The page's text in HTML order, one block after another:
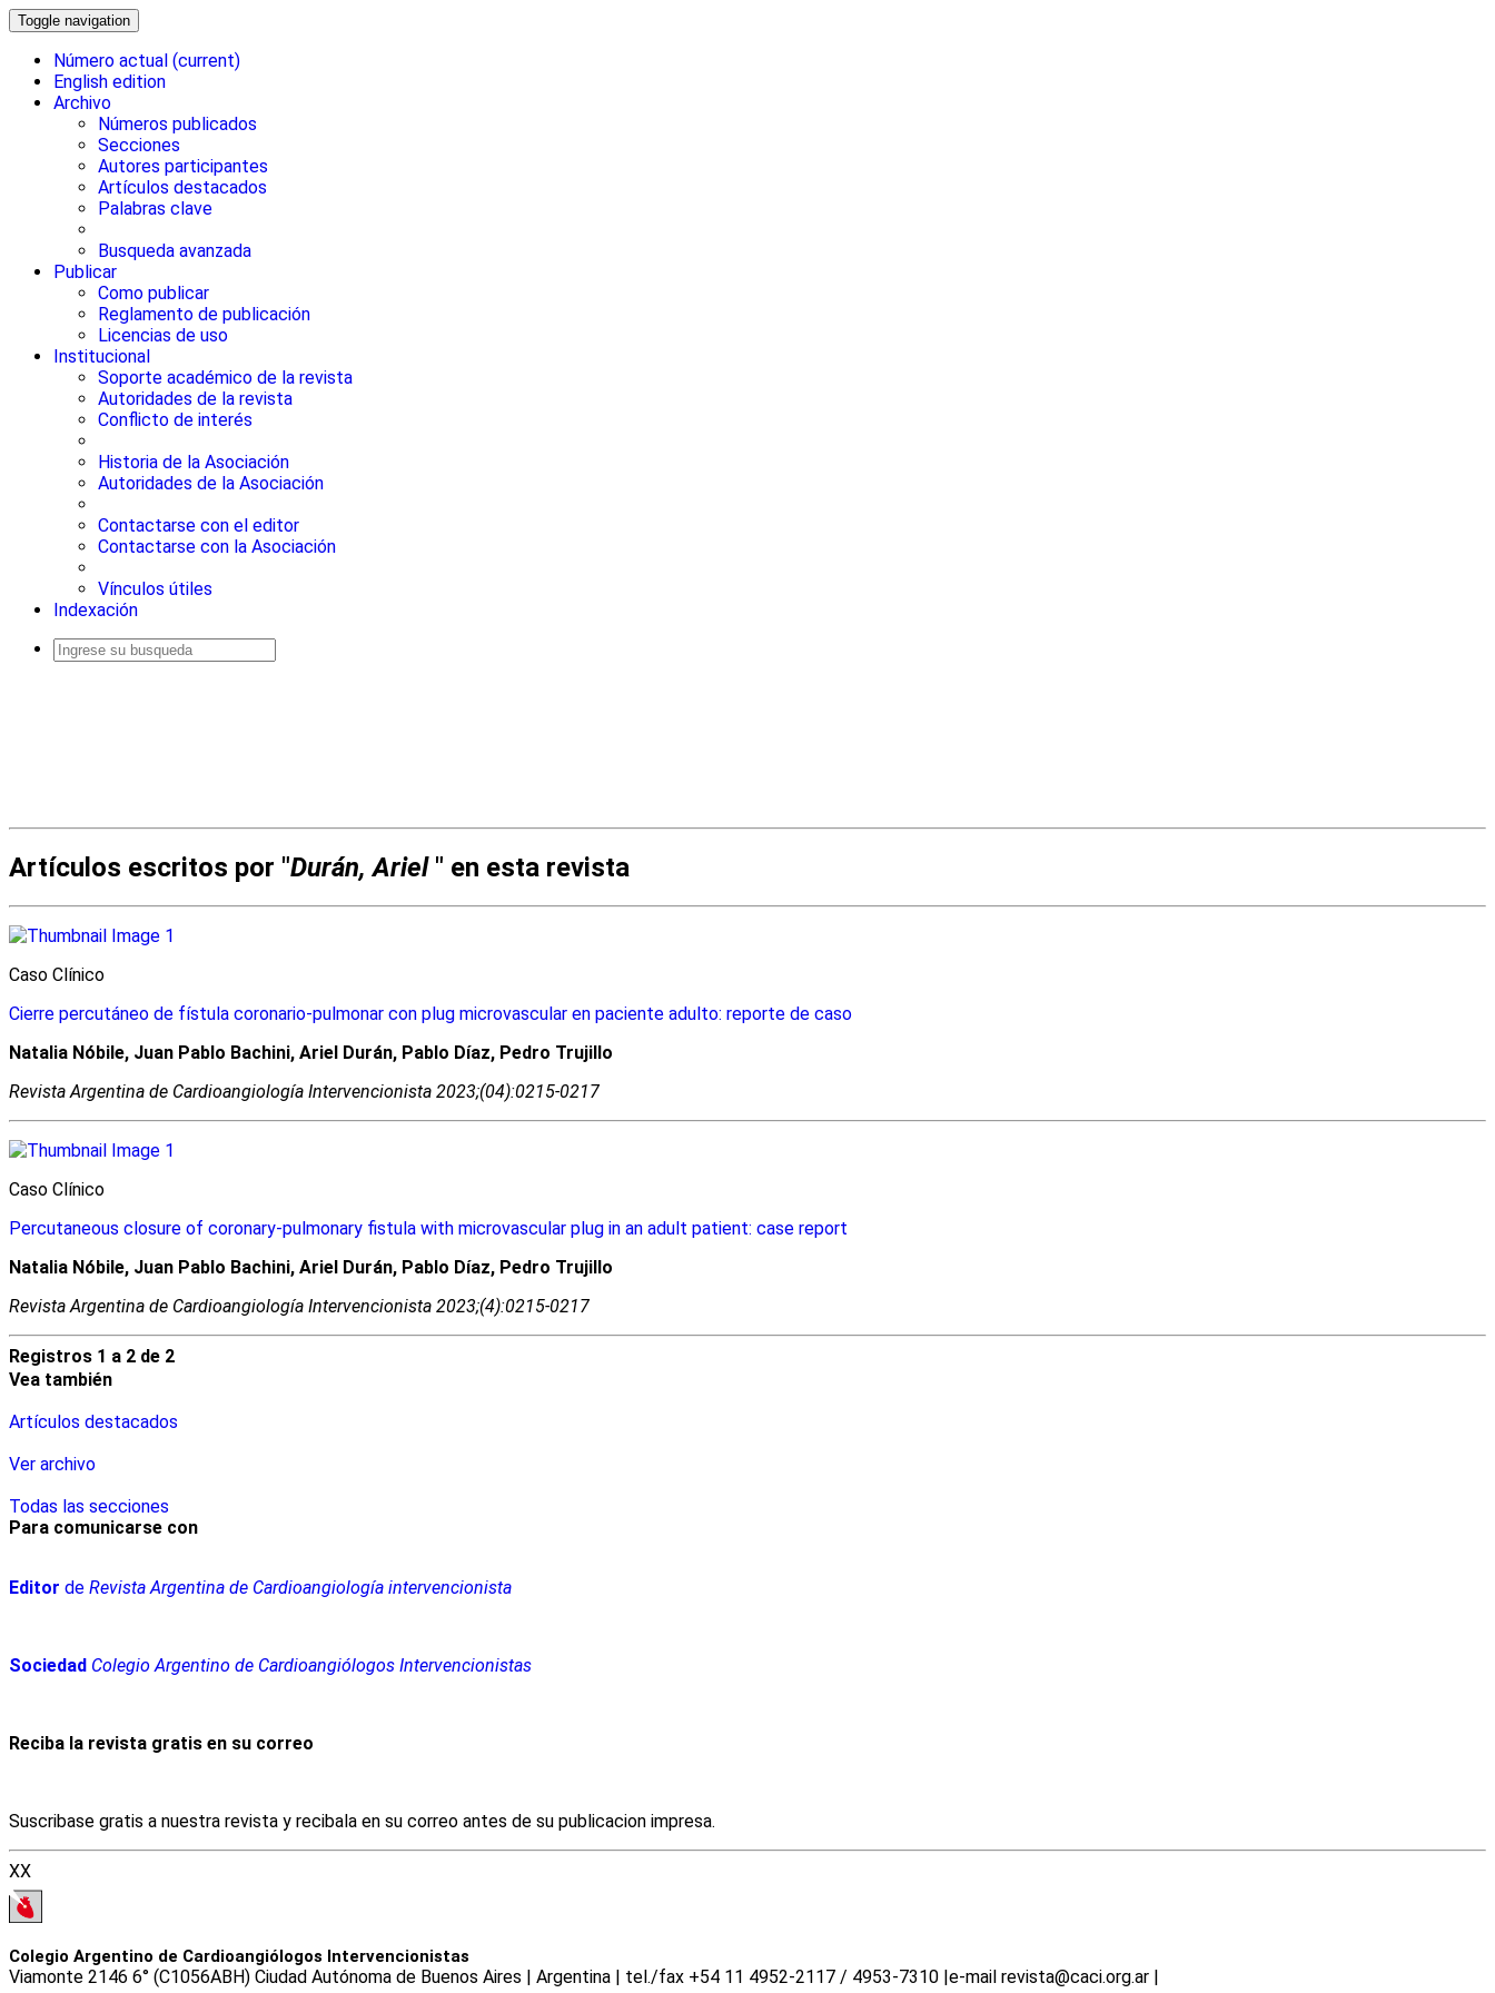
Toggle navigation
Número actual (current)
English edition
Archivo
Números publicados
Secciones
Autores participantes
Artículos destacados
Palabras clave
Busqueda avanzada
Publicar
Como publicar
Reglamento de publicación
Licencias de uso
Institucional
Soporte académico de la revista
Autoridades de la revista
Conflicto de interés
Historia de la Asociación
Autoridades de la Asociación
Contactarse con el editor
Contactarse con la Asociación
Vínculos útiles
Indexación
Artículos escritos por "Durán, Ariel" en esta revista
Caso Clínico
Cierre percutáneo de fístula coronario-pulmonar con plug microvascular en paciente adulto: reporte de caso
Natalia Nóbile, Juan Pablo Bachini, Ariel Durán, Pablo Díaz, Pedro Trujillo
Revista Argentina de Cardioangiologí­a Intervencionista 2023;(04):0215-0217
Caso Clínico
Percutaneous closure of coronary-pulmonary fistula with microvascular plug in an adult patient: case report
Natalia Nóbile, Juan Pablo Bachini, Ariel Durán, Pablo Díaz, Pedro Trujillo
Revista Argentina de Cardioangiologí­a Intervencionista 2023;(4):0215-0217
Registros 1 a 2 de 2
Vea también
Artículos destacados
Ver archivo
Todas las secciones
Para comunicarse con
Editor de Revista Argentina de Cardioangiología intervencionista
Sociedad Colegio Argentino de Cardioangiólogos Intervencionistas
Reciba la revista gratis en su correo
Suscribase gratis a nuestra revista y recibala en su correo antes de su publicacion impresa.
XX
Colegio Argentino de Cardioangiólogos Intervencionistas
Viamonte 2146 6° (C1056ABH) Ciudad Autónoma de Buenos Aires | Argentina | tel./fax +54 11 4952-2117 / 4953-7310 |e-mail revista@caci.org.ar |